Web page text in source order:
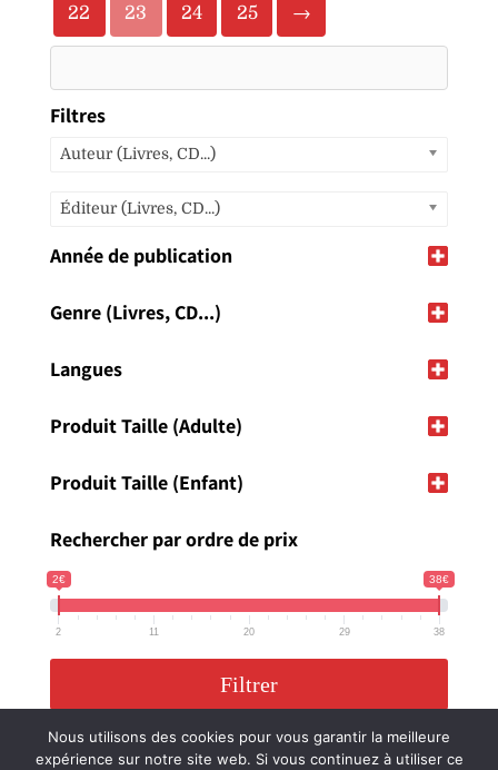
22 23 24 25 →
Filtres
Auteur (Livres, CD...)
Éditeur (Livres, CD...)
Année de publication
Genre (Livres, CD...)
Langues
Produit Taille (Adulte)
Produit Taille (Enfant)
Rechercher par ordre de prix
2€ 38€
2 11 20 29 38
Filtrer
Nous utilisons des cookies pour vous garantir la meilleure
expérience sur notre site web. Si vous continuez à utiliser ce